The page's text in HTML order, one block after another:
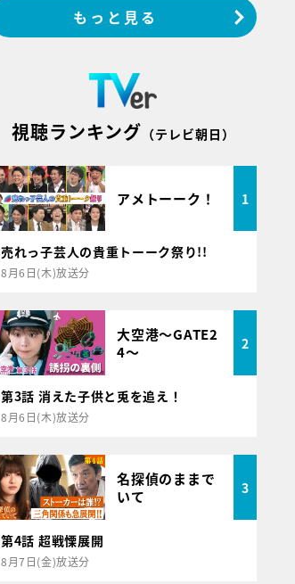
もっと見る
視聴ランキング （テレビ朝日）
アメトーーク！ 1
売れっ子芸人の貴重トーーク祭り!!
8月6日(木)放送分
大空港～GATE2
4～
2
第3話 消えた子供と兎を追え！
8月6日(木)放送分
名探偵のままで
いて
3
第4話 超戦慄展開
8月7日(金)放送分